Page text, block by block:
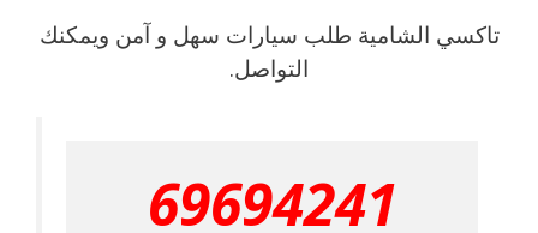
تاكسي الشامية طلب سيارات سهل و آمن ويمكنك
التواصل.
69694241